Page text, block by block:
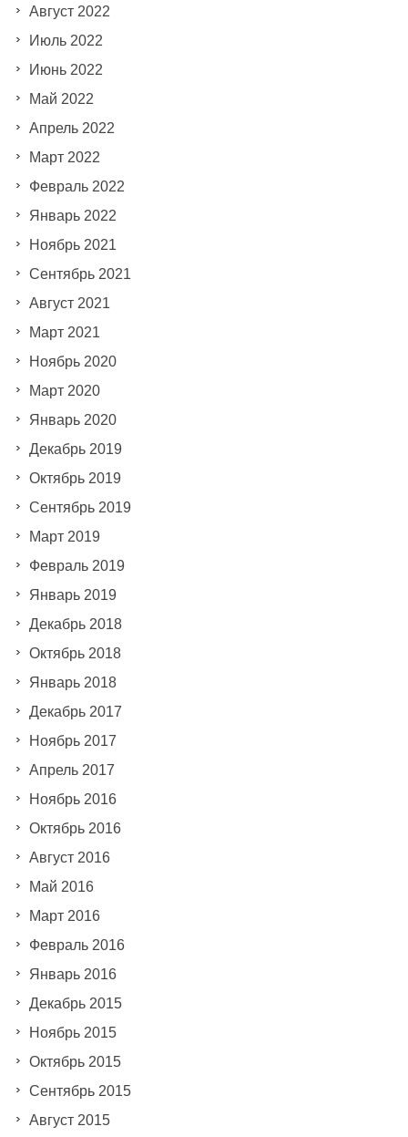
Август 2022
Июль 2022
Июнь 2022
Май 2022
Апрель 2022
Март 2022
Февраль 2022
Январь 2022
Ноябрь 2021
Сентябрь 2021
Август 2021
Март 2021
Ноябрь 2020
Март 2020
Январь 2020
Декабрь 2019
Октябрь 2019
Сентябрь 2019
Март 2019
Февраль 2019
Январь 2019
Декабрь 2018
Октябрь 2018
Январь 2018
Декабрь 2017
Ноябрь 2017
Апрель 2017
Ноябрь 2016
Октябрь 2016
Август 2016
Май 2016
Март 2016
Февраль 2016
Январь 2016
Декабрь 2015
Ноябрь 2015
Октябрь 2015
Сентябрь 2015
Август 2015